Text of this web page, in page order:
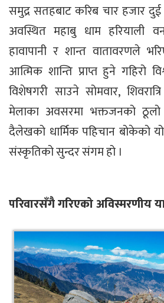
समुद्र सतहबाट करिब चार हजार
अवस्थित महाबु धाम हरियाली
हावापानी र शान्त वातावरणले
आत्मिक शान्ति प्राप्त हुने गहिरो
विशेषगरी साउने सोमवार,
मेलाका अवसरमा भक्तजनको ठूलो
दैलेखको धार्मिक पहिचान बोकेको
संस्कृतिको सुन्दर संगम हो ।
परिवारसँगै गरिएको अविस्मरणीय